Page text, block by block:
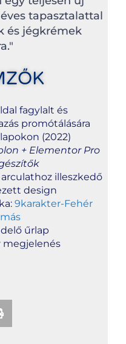
tapasztalattal
és jégkrémek
fagylalt és
promótálására
(2022)
+ Elementor Pro
illeszkedő
design
9karakter-Fehér
űrlap
megjelenés